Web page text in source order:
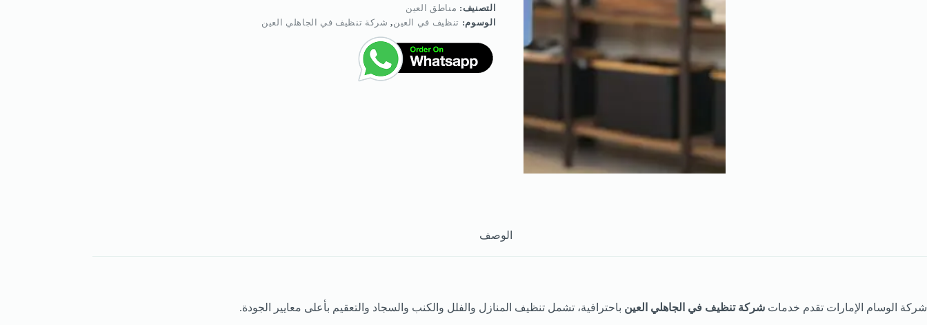
التصنيف: مناطق العين
الوسوم: تنظيف في العين, شركة تنظيف في الجاهلي العين
الوصف
شركة الوسام الإمارات تقدم خدمات شركة تنظيف في الجاهلي العين باحترافية، تشمل تنظيف المنازل والفلل والكنب والسجاد والتعقيم بأعلى معايير الجودة.